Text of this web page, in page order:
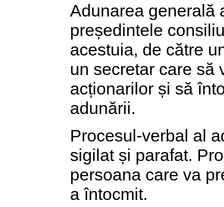
Adunarea generală
președintele
acestuia, de către
un secretar care să
acționarilor și să
adunării.
Procesul-verbal al
sigilat și parafat.
persoana care va
a întocmit.